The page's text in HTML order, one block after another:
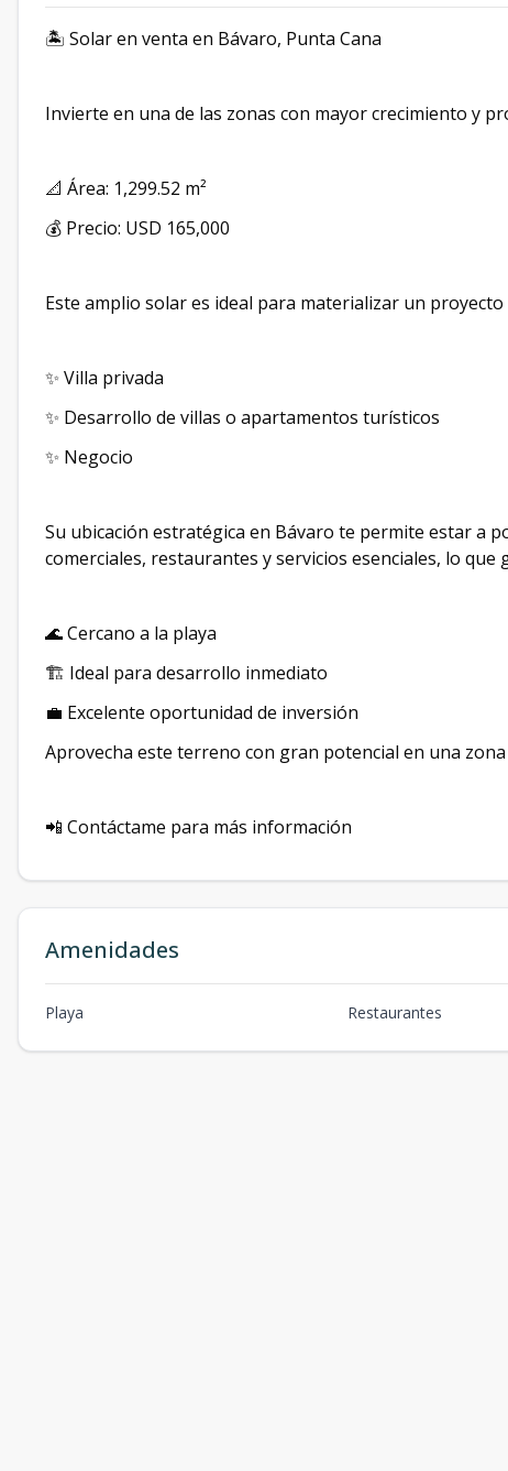
🏝️ Solar en venta en Bávaro, Punta Cana
Invierte en una de las zonas con mayor crecimiento y
📐 Área: 1,299.52 m²
💰 Precio: USD 165,000
Este amplio solar es ideal para materializar un proyecto
✨ Villa privada
✨ Desarrollo de villas o apartamentos turísticos
✨ Negocio
Su ubicación estratégica en Bávaro te permite estar a
comerciales, restaurantes y servicios esenciales, lo
🌊 Cercano a la playa
🏗️ Ideal para desarrollo inmediato
💼 Excelente oportunidad de inversión
Aprovecha este terreno con gran potencial en una
📲 Contáctame para más información
Amenidades
Playa Restaurantes